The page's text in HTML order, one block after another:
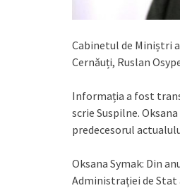
Cabinetul de Miniștri
Cernăuți, Ruslan
Informația a fost
scrie Suspilne.
predecesorul
Oksana Symak: Din
Administrației de Stat